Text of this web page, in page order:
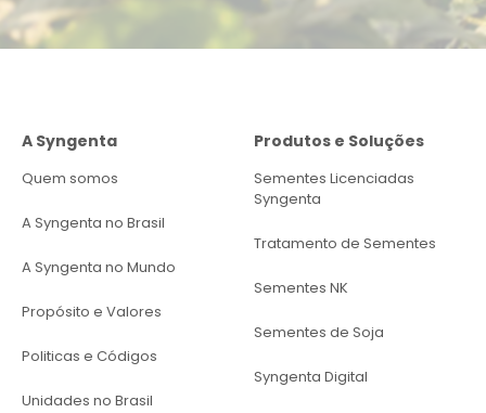
A Syngenta
Quem somos
A Syngenta no Brasil
A Syngenta no Mundo
Propósito e Valores
Politicas e Códigos
Unidades no Brasil
Produtos e Soluções
Sementes Licenciadas
Syngenta
Tratamento de Sementes
Sementes NK
Sementes de Soja
Syngenta Digital